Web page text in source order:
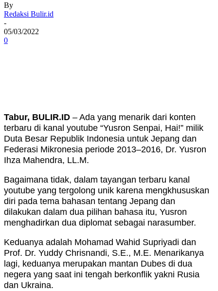
By
Redaksi Bulir.id
-
05/03/2022
0
Tabur, BULIR.ID – Ada yang menarik dari konten
terbaru di kanal youtube “Yusron Senpai, Hai!” milik
Duta Besar Republik Indonesia untuk Jepang dan
Federasi Mikronesia periode 2013–2016, Dr. Yusron
Ihza Mahendra, LL.M.
Bagaimana tidak, dalam tayangan terbaru kanal
youtube yang tergolong unik karena mengkhususkan
diri pada tema bahasan tentang Jepang dan
dilakukan dalam dua pilihan bahasa itu, Yusron
menghadirkan dua diplomat sebagai narasumber.
Keduanya adalah Mohamad Wahid Supriyadi dan
Prof. Dr. Yuddy Chrisnandi, S.E., M.E. Menarikanya
lagi, keduanya merupakan mantan Dubes di dua
negera yang saat ini tengah berkonflik yakni Rusia
dan Ukraina.